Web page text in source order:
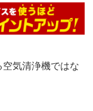
気清浄機ではな